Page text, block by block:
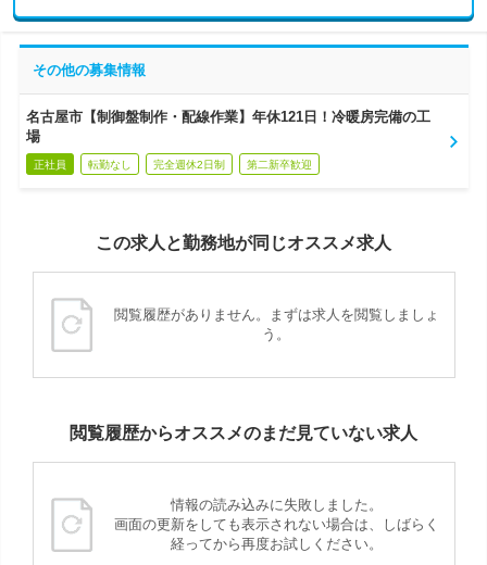
その他の募集情報
名古屋市【制御盤制作・配線作業】年休121日！冷暖房完備の工
場
正社員 転勤なし 完全週休2日制 第二新卒歓迎
この求人と勤務地が同じオススメ求人
閲覧履歴がありません。まずは求人を閲覧しましょ
う。
閲覧履歴からオススメのまだ見ていない求人
情報の読み込みに失敗しました。
画面の更新をしても表示されない場合は、しばらく
経ってから再度お試しください。